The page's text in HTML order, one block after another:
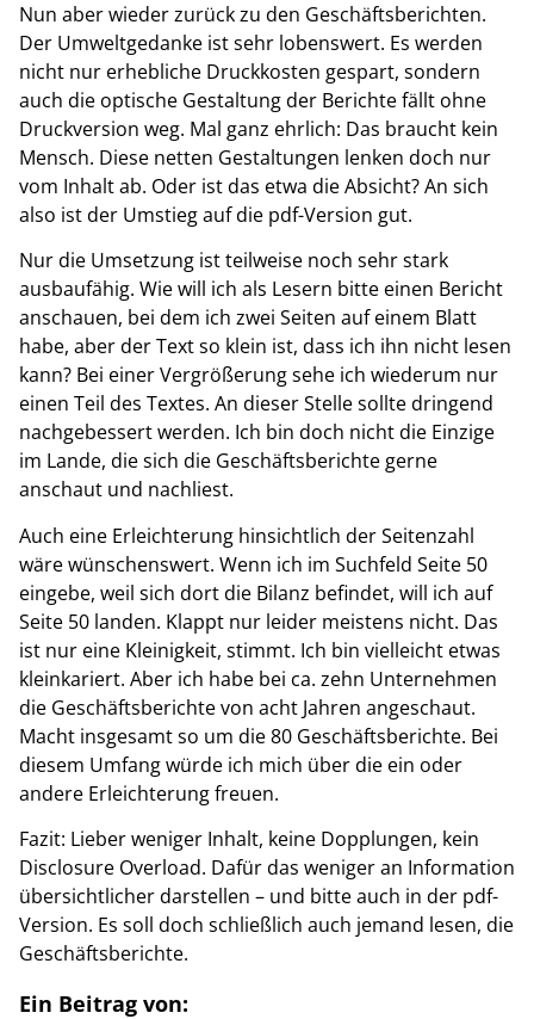
Nun aber wieder zurück zu den Geschäftsberichten.
Der Umweltgedanke ist sehr lobenswert. Es werden
nicht nur erhebliche Druckkosten gespart, sondern
auch die optische Gestaltung der Berichte fällt ohne
Druckversion weg. Mal ganz ehrlich: Das braucht kein
Mensch. Diese netten Gestaltungen lenken doch nur
vom Inhalt ab. Oder ist das etwa die Absicht? An sich
also ist der Umstieg auf die pdf-Version gut.
Nur die Umsetzung ist teilweise noch sehr stark
ausbaufähig. Wie will ich als Lesern bitte einen Bericht
anschauen, bei dem ich zwei Seiten auf einem Blatt
habe, aber der Text so klein ist, dass ich ihn nicht lesen
kann? Bei einer Vergrößerung sehe ich wiederum nur
einen Teil des Textes. An dieser Stelle sollte dringend
nachgebessert werden. Ich bin doch nicht die Einzige
im Lande, die sich die Geschäftsberichte gerne
anschaut und nachliest.
Auch eine Erleichterung hinsichtlich der Seitenzahl
wäre wünschenswert. Wenn ich im Suchfeld Seite 50
eingebe, weil sich dort die Bilanz befindet, will ich auf
Seite 50 landen. Klappt nur leider meistens nicht. Das
ist nur eine Kleinigkeit, stimmt. Ich bin vielleicht etwas
kleinkariert. Aber ich habe bei ca. zehn Unternehmen
die Geschäftsberichte von acht Jahren angeschaut.
Macht insgesamt so um die 80 Geschäftsberichte. Bei
diesem Umfang würde ich mich über die ein oder
andere Erleichterung freuen.
Fazit: Lieber weniger Inhalt, keine Dopplungen, kein
Disclosure Overload. Dafür das weniger an Information
übersichtlicher darstellen – und bitte auch in der pdf-
Version. Es soll doch schließlich auch jemand lesen, die
Geschäftsberichte.
Ein Beitrag von: